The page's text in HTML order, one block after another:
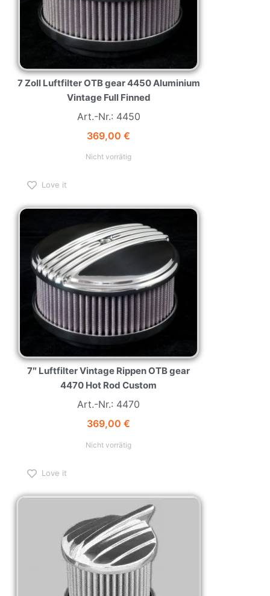
7 Zoll Luftfilter OTB gear 4450 Aluminium
Vintage Full Finned
Art.-Nr.: 4450
369,00 €
Nicht vorrätig
Love it
7″ Luftfilter Vintage Rippen OTB gear
4470 Hot Rod Custom
Art.-Nr.: 4470
369,00 €
Nicht vorrätig
Love it